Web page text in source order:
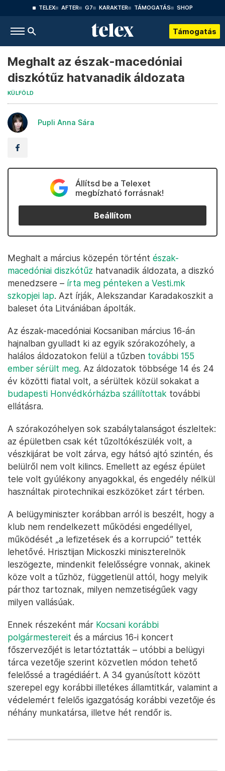
TELEX AFTER G7 KARAKTER TÁMOGATÁS SHOP
Támogatás
Meghalt az észak-macedóniai
diszkótűz hatvanadik áldozata
KÜLFÖLD
Pupli Anna Sára
Állítsd be a Telexet
megbízható forrásnak!
Beállítom
Meghalt a március közepén történt észak-
macedóniai diszkótűz hatvanadik áldozata, a diszkó
menedzsere – írta meg pénteken a Vesti.mk
szkopjei lap. Azt írják, Alekszandar Karadakoszkit a
baleset óta Litvániában ápolták.
Az észak-macedóniai Kocsaniban március 16-án
hajnalban gyulladt ki az egyik szórakozóhely, a
halálos áldozatokon felül a tűzben további 155
ember sérült meg. Az áldozatok többsége 14 és 24
év közötti fiatal volt, a sérültek közül sokakat a
budapesti Honvédkórházba szállítottak további
ellátásra.
A szórakozóhelyen sok szabálytalanságot észleltek:
az épületben csak két tűzoltókészülék volt, a
vészkijárat be volt zárva, egy hátsó ajtó szintén, és
belülről nem volt kilincs. Emellett az egész épület
tele volt gyúlékony anyagokkal, és engedély nélkül
használtak pirotechnikai eszközöket zárt térben.
A belügyminiszter korábban arról is beszélt, hogy a
klub nem rendelkezett működési engedéllyel,
működését „a lefizetések és a korrupció” tették
lehetővé. Hrisztijan Mickoszki miniszterelnök
leszögezte, mindenkit felelősségre vonnak, akinek
köze volt a tűzhöz, függetlenül attól, hogy melyik
párthoz tartoznak, milyen nemzetiségűek vagy
milyen vallásúak.
Ennek részeként már Kocsani korábbi
polgármestereit és a március 16-i koncert
főszervezőjét is letartóztatták – utóbbi a belügyi
tárca vezetője szerint közvetlen módon tehető
felelőssé a tragédiáért. A 34 gyanúsított között
szerepel egy korábbi illetékes államtitkár, valamint a
védelemért felelős igazgatóság korábbi vezetője és
néhány munkatársa, illetve hét rendőr is.